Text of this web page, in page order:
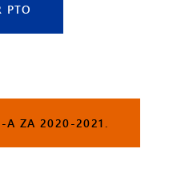
PTO
A ZA 2020-2021.